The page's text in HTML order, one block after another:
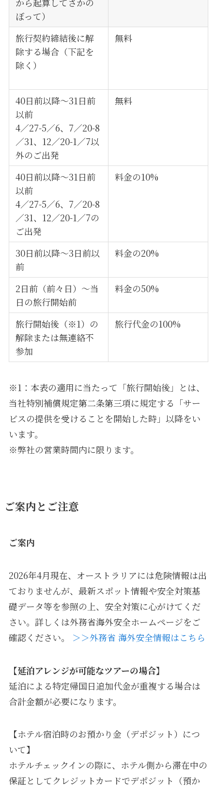
ぼって）
旅行契約締結後に解
除する場合（下記を
除く）
無料
40日前以降～31日前
以前
4／27-5／6、7／20-8
／31、12／20-1／7以
外のご出発
無料
40日前以降～31日前
以前
4／27-5／6、7／20-8
／31、12／20-1／7の
ご出発
料金の10%
30日前以降～3日前以
前
料金の20%
2日前（前々日）～当
日の旅行開始前
料金の50%
旅行開始後（※1）の
解除または無連絡不
参加
旅行代金の100%
※1：本表の適用に当たって「旅行開始後」とは、
当社特別補償規定第二条第三項に規定する「サー
ビスの提供を受けることを開始した時」以降をい
います。
※弊社の営業時間内に限ります。
ご案内とご注意
ご案内
2026年4月現在、オーストラリアには危険情報は出
ておりませんが、最新スポット情報や安全対策基
礎データ等を参照の上、安全対策に心がけてくだ
さい。詳しくは外務省海外安全ホームページをご
確認ください。 ＞＞外務省 海外安全情報はこちら
【延泊アレンジが可能なツアーの場合】
延泊による特定帰国日追加代金が重複する場合は
合計金額が必要になります。
【ホテル宿泊時のお預かり金（デポジット）につ
いて】
ホテルチェックインの際に、ホテル側から滞在中の
保証としてクレジットカードでデポジット（預か